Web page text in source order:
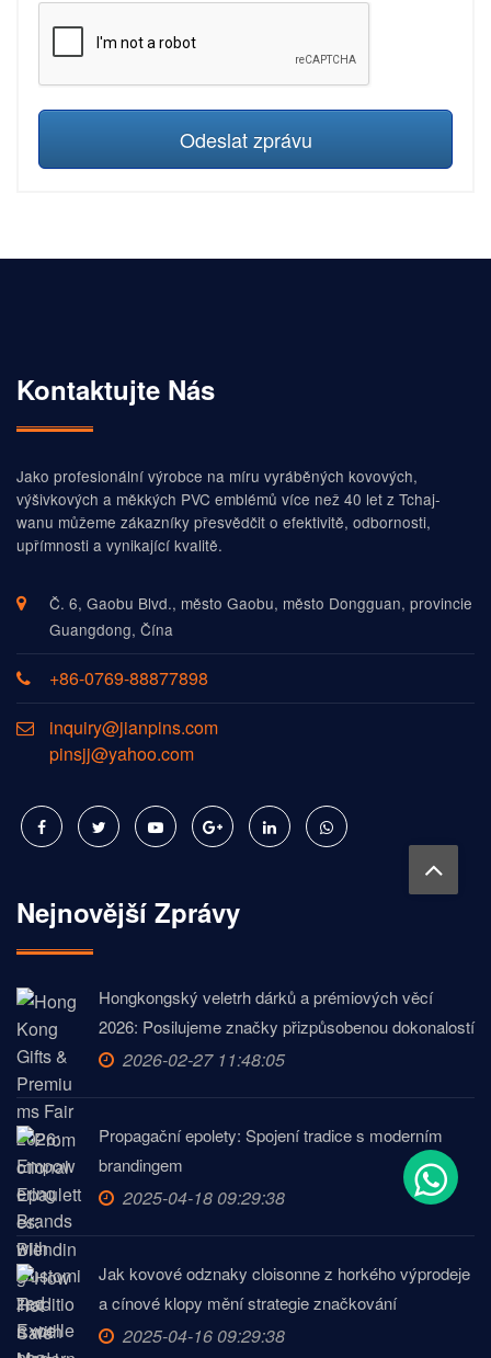
Odeslat zprávu
Kontaktujte Nás
Jako profesionální výrobce na míru vyráběných kovových,
výšivkových a měkkých PVC emblémů více než 40 let z Tchaj-
wanu můžeme zákazníky přesvědčit o efektivitě, odbornosti,
upřímnosti a vynikající kvalitě.
Č. 6, Gaobu Blvd., město Gaobu, město Dongguan, provincie
Guangdong, Čína
+86-0769-88877898
inquiry@jianpins.com
pinsjj@yahoo.com
Nejnovější Zprávy
Hongkongský veletrh dárků a prémiových věcí
2026: Posilujeme značky přizpůsobenou dokonalostí
2026-02-27 11:48:05
Propagační epolety: Spojení tradice s moderním
brandingem
2025-04-18 09:29:38
Jak kovové odznaky cloisonne z horkého výprodeje
a cínové klopy mění strategie značkování
2025-04-16 09:29:38